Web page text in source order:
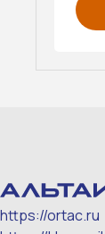
https://ortac.ru